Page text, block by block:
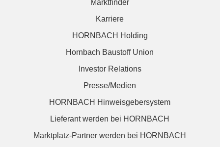
Marktfinder
Karriere
HORNBACH Holding
Hornbach Baustoff Union
Investor Relations
Presse/Medien
HORNBACH Hinweisgebersystem
Lieferant werden bei HORNBACH
Marktplatz-Partner werden bei HORNBACH